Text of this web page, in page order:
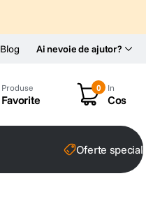
Ai nevoie de ajutor?
Blog
Produse
Favorite
0 In
Cos
Oferte